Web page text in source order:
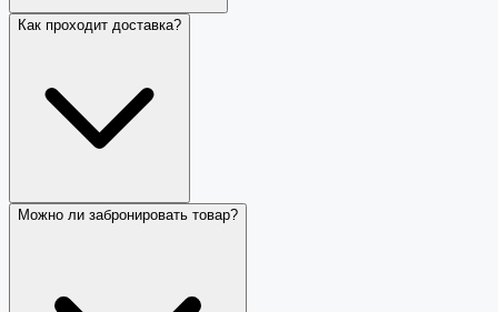
Как проходит доставка?
Можно ли забронировать товар?